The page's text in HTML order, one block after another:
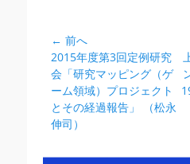
投
稿
ナ
ビ
ゲ
← 前へ
前
の
投
稿:
2015年度第3回定例研究
会「研究マッピング（ゲ
ーム領域）プロジェクト
とその経過報告」 （松永
伸司）
次
の
投